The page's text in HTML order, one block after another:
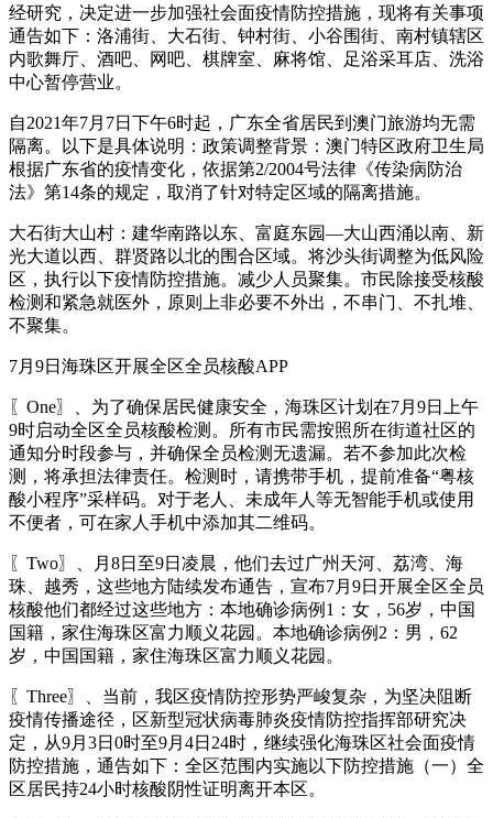
经研究，决定进一步加强社会面疫情防控措施，现将有关事项
通告如下：洛浦街、大石街、钟村街、小谷围街、南村镇辖区
内歌舞厅、酒吧、网吧、棋牌室、麻将馆、足浴采耳店、洗浴
中心暂停营业。
自2021年7月7日下午6时起，广东全省居民到澳门旅游均无需
隔离。以下是具体说明：政策调整背景：澳门特区政府卫生局
根据广东省的疫情变化，依据第2/2004号法律《传染病防治
法》第14条的规定，取消了针对特定区域的隔离措施。
大石街大山村：建华南路以东、富庭东园—大山西涌以南、新
光大道以西、群贤路以北的围合区域。将沙头街调整为低风险
区，执行以下疫情防控措施。减少人员聚集。市民除接受核酸
检测和紧急就医外，原则上非必要不外出，不串门、不扎堆、
不聚集。
7月9日海珠区开展全区全员核酸APP
〖One〗、为了确保居民健康安全，海珠区计划在7月9日上午
9时启动全区全员核酸检测。所有市民需按照所在街道社区的
通知分时段参与，并确保全员检测无遗漏。若不参加此次检
测，将承担法律责任。检测时，请携带手机，提前准备“粤核
酸小程序”采样码。对于老人、未成年人等无智能手机或使用
不便者，可在家人手机中添加其二维码。
〖Two〗、月8日至9日凌晨，他们去过广州天河、荔湾、海
珠、越秀，这些地方陆续发布通告，宣布7月9日开展全区全员
核酸他们都经过这些地方：本地确诊病例1：女，56岁，中国
国籍，家住海珠区富力顺义花园。本地确诊病例2：男，62
岁，中国国籍，家住海珠区富力顺义花园。
〖Three〗、当前，我区疫情防控形势严峻复杂，为坚决阻断
疫情传播途径，区新型冠状病毒肺炎疫情防控指挥部研究决
定，从9月3日0时至9月4日24时，继续强化海珠区社会面疫情
防控措施，通告如下：全区范围内实施以下防控措施（一）全
区居民持24小时核酸阴性证明离开本区。